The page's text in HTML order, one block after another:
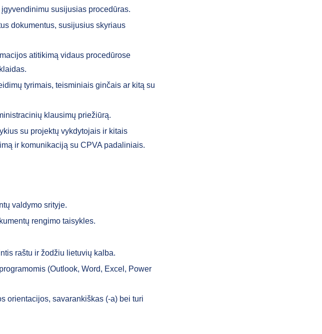
susijusias procedūras.
dokumentus, susijusius skyriaus
atitikimą vidaus procedūrose
tyrimais, teisminiais ginčais ar kitą su
klausimų priežiūrą.
su projektų vykdytojais ir kitais
ir komunikaciją su CPVA padaliniais.
valdymo srityje.
rengimo taisykles.
raštu ir žodžiu lietuvių kalba.
(Outlook, Word, Excel, Power
orientacijos, savarankiškas (-a) bei turi